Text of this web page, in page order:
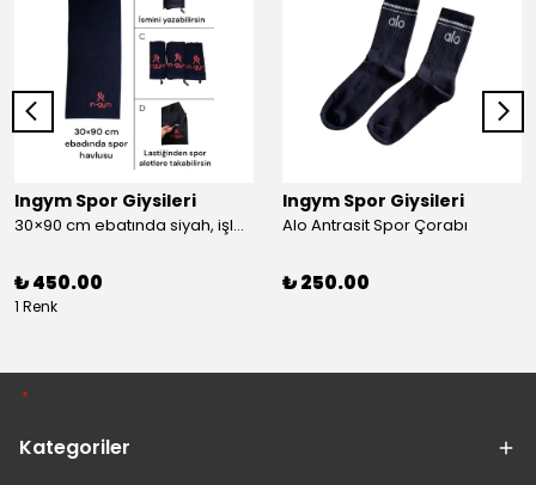
Ingym Spor Giysileri
30×90 cm ebatında siyah, işlemeli spor havlusu
₺ 450.00
1 Renk
Ingym Spor Giysileri
Alo Antrasit Spor Çorabı
₺ 250.00
Kategoriler